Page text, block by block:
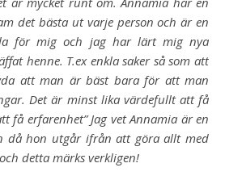
det bästa ut varje person och är en
för mig och jag har lärt mig nya
henne. T.ex enkla saker så som att
att man är bäst bara för att man
Det är minst lika värdefullt att få
få erfarenhet” Jag vet Annamia är en
då hon utgår ifrån att göra allt med
detta märks verkligen!